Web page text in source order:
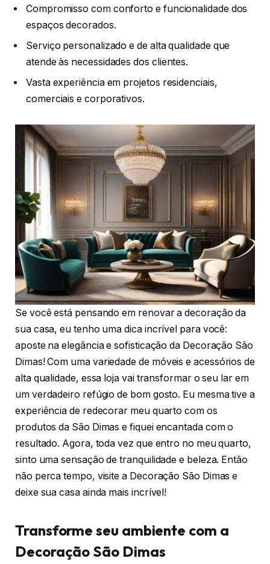
Compromisso com conforto e funcionalidade dos
espaços decorados.
Serviço personalizado e de alta qualidade que
atende às necessidades dos clientes.
Vasta experiência em projetos residenciais,
comerciais e corporativos.
Se você está pensando em renovar a decoração da
sua casa, eu tenho uma dica incrível para você:
aposte na elegância e sofisticação da Decoração São
Dimas! Com uma variedade de móveis e acessórios de
alta qualidade, essa loja vai transformar o seu lar em
um verdadeiro refúgio de bom gosto. Eu mesma tive a
experiência de redecorar meu quarto com os
produtos da São Dimas e fiquei encantada com o
resultado. Agora, toda vez que entro no meu quarto,
sinto uma sensação de tranquilidade e beleza. Então
não perca tempo, visite a Decoração São Dimas e
deixe sua casa ainda mais incrível!
Transforme seu ambiente com a
Decoração São Dimas